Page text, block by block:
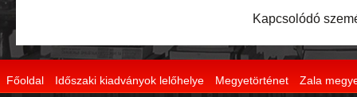
Kapcsolódó
Főoldal Időszaki kiadványok lelőhelye Megyetörténet Zala